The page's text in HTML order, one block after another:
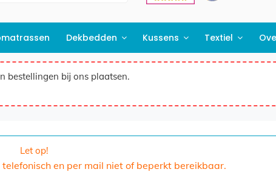
Dekbedden Kussens Textiel
bestellingen bij ons plaatsen.
Let op!
en per mail niet of beperkt bereikbaar.